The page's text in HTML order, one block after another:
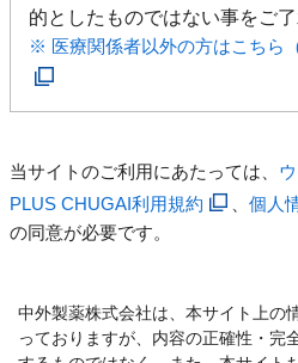
的としたものではない事をご了
※ 医療関係者以外の方はこちら
当サイトのご利用にあたっては、
PLUS CHUGAI利用規約
、個人
の同意が必要です。
中外製薬株式会社は、本サイト上の
っておりますが、内容の正確性・完